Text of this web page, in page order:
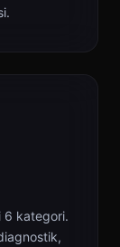
6 kategori.